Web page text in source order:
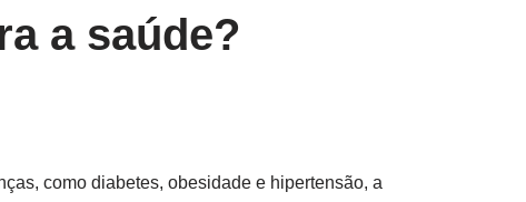
a saúde?
como diabetes, obesidade e hipertensão, a